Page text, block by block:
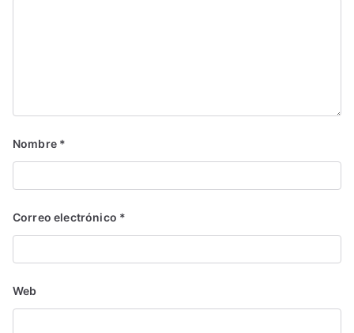
Nombre *
Correo electrónico *
Web